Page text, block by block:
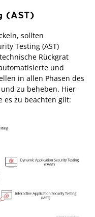
(AST)
sollten
Testing (AST)
Rückgrat
und
in allen Phasen des
zu beheben. Hier
es zu beachten gilt: